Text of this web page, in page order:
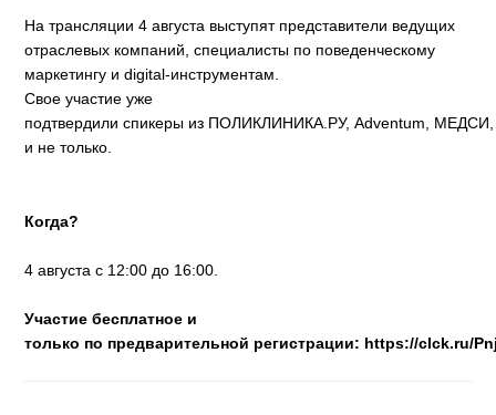
На трансляции 4 августа выступят представители ведущих
отраслевых компаний, специалисты по поведенческому
маркетингу и digital-инструментам.
Свое участие уже
подтвердили спикеры из ПОЛИКЛИНИКА.РУ, Adventum, МЕДСИ,
и не только.
Когда?
4 августа с 12:00 до 16:00.
Участие бесплатное и
только по предварительной регистрации: https://clck.ru/